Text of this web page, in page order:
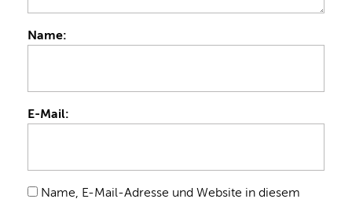
Name:
E-Mail:
Name, E-Mail-Adresse und Website in diesem